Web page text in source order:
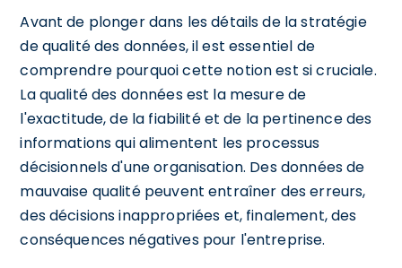
Avant de plonger dans les détails de la stratégie
de qualité des données, il est essentiel de
comprendre pourquoi cette notion est si cruciale.
La qualité des données est la mesure de
l'exactitude, de la fiabilité et de la pertinence des
informations qui alimentent les processus
décisionnels d'une organisation. Des données de
mauvaise qualité peuvent entraîner des erreurs,
des décisions inappropriées et, finalement, des
conséquences négatives pour l'entreprise.